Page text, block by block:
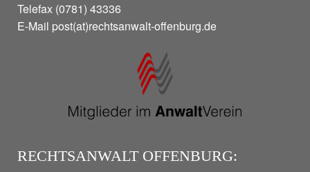
Telefax (0781) 43336
E-Mail post(at)rechtsanwalt-offenburg.de
RECHTSANWALT OFFENBURG: